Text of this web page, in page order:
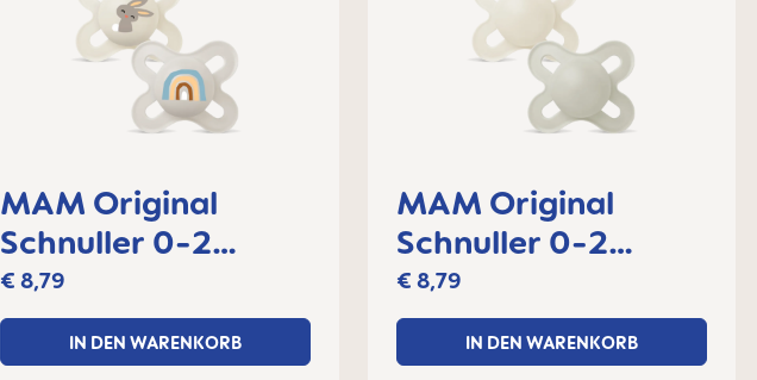
MAM Original
Schnuller 0-2
Monate, 2er Set
€ 8,79
IN DEN WARENKORB
MAM Original
Schnuller 0-2
Monate, 2er Set
€ 8,79
IN DEN WARENKORB